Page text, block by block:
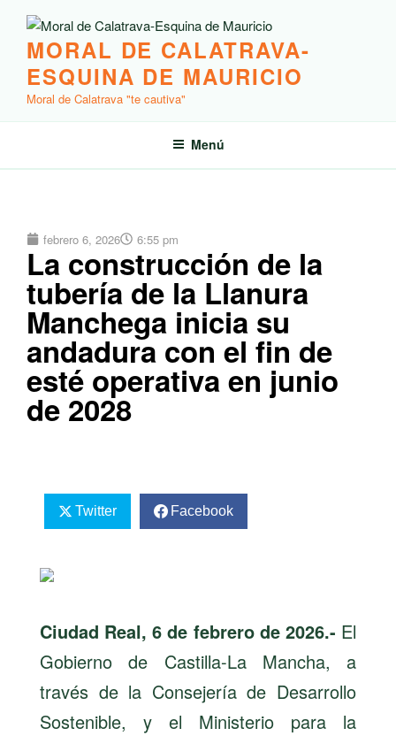
MORAL DE CALATRAVA-
ESQUINA DE MAURICIO
Moral de Calatrava "te cautiva"
Menú
febrero 6, 2026 6:55 pm
La construcción de la
tubería de la Llanura
Manchega inicia su
andadura con el fin de
esté operativa en junio
de 2028
Twitter Facebook
Ciudad Real, 6 de febrero de 2026.- El
Gobierno de Castilla-La Mancha, a
través de la Consejería de Desarrollo
Sostenible, y el Ministerio para la